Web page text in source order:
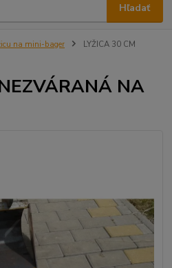
Hľadať
na mini-bager
LYŽICA 30 CM
NA